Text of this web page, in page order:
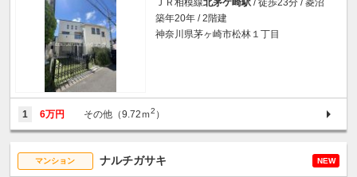
ＪＲ相模線北茅ケ崎駅 / 徒歩23分 / 菱沼
築年20年 / 2階建
神奈川県茅ヶ崎市松林１丁目
1 6万円 その他（9.72ｍ2 ）
マンション ナルチガサキ NEW